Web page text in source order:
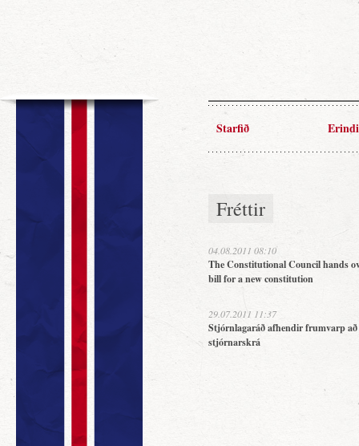
Starfið Erindi
Fréttir
04.08.2011 08:10
The Constitutional Council hands
bill for a new constitution
29.07.2011 11:37
Stjórnlagaráð afhendir frumvarp
stjórnarskrá